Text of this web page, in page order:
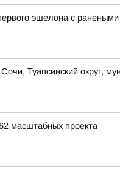
эшелона с ранеными
округ,
масштабных проекта